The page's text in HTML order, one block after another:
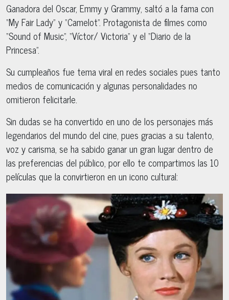
Ganadora del Oscar, Emmy y Grammy, saltó a la fama con
“My Fair Lady” y “Camelot”. Protagonista de filmes como
“Sound of Music”, “Víctor/ Victoria” y el “Diario de la
Princesa”.
Su cumpleaños fue tema viral en redes sociales pues tanto
medios de comunicación y algunas personalidades no
omitieron felicitarle.
Sin dudas se ha convertido en uno de los personajes más
legendarios del mundo del cine, pues gracias a su talento,
voz y carisma, se ha sabido ganar un gran lugar dentro de
las preferencias del público, por ello te compartimos las 10
películas que la convirtieron en un icono cultural: